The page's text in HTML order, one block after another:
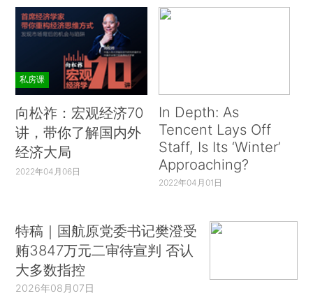
私房课
向松祚：宏观经济70
讲，带你了解国内外
经济大局
2022年04月06日
In Depth: As
Tencent Lays Off
Staff, Is Its ‘Winter’
Approaching?
2022年04月01日
特稿｜国航原党委书记樊澄受
贿3847万元二审待宣判 否认
大多数指控
2026年08月07日